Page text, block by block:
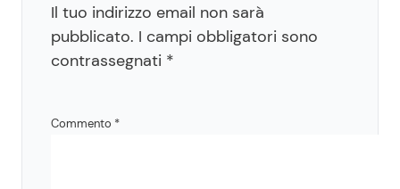
Il tuo indirizzo email non sarà
pubblicato. I campi obbligatori sono
contrassegnati *
Commento *